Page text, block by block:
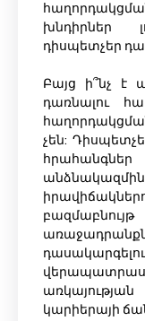
խնդիրներ
դիսպետչեր
Բայց ի՞նչ է
դառնալու
չեն:
կարիերայի